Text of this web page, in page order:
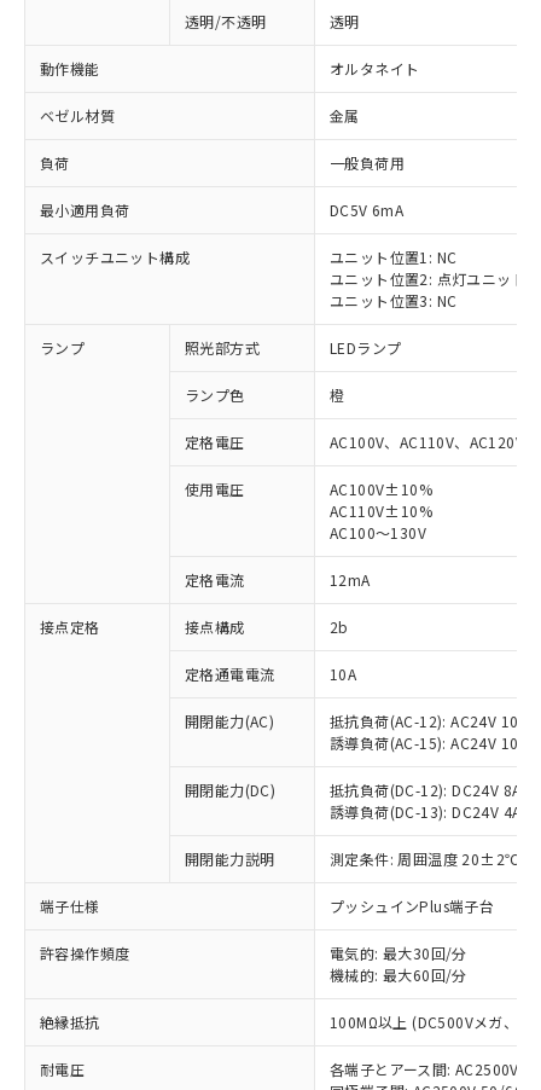
透明/不透明 透明
動作機能 オルタネイト
ベゼル材質 金属
負荷 一般負荷用
最小適用負荷 DC5V 6mA
スイッチユニット構成
ユニット位置1: NC
ユニット位置2: 点灯ユニット
ユニット位置3: NC
ランプ 照光部方式 LEDランプ
ランプ色 橙
定格電圧 AC100V、AC110V、AC120V
使用電圧
AC100V±10%
AC110V±10%
AC100～130V
定格電流 12mA
接点定格 接点構成 2b
定格通電電流 10A
開閉能力(AC)
抵抗負荷(AC-12): AC24V 10A/
誘導負荷(AC-15): AC24V
開閉能力(DC)
抵抗負荷(DC-12): DC24V 8A/
誘導負荷(DC-13): DC24V 4A/
開閉能力説明 測定条件: 周囲温度 20±2℃、
端子仕様 プッシュインPlus端子台
許容操作頻度
電気的: 最大30回/分
機械的: 最大60回/分
絶縁抵抗 100MΩ以上 (DC500Vメガ、点
耐電圧
各端子とアース間: AC2500V
ご利用条件
以下の条件をお読みいただき、同意のうえ
本サービスは、当社制御機器事業取扱
商品の当社在庫状況および標準価格
(税抜)を提供させていただくもので
当社制御機器事業取扱商品の中には、
本サービスの対象外となる商品もある
ことをご了承ください。
在庫状況および標準価格照会結果は、
記載している更新日時点での社内デー
タに基づき作成されるものであり、閲
準価格とは異なる場合があることをご
対応済み：EU RoHS指令（10物質）の
非含有に対応した製品が提供可能な商品で
対応予定：EU RoHS指令（10物質）の非含
有に対応した製品に切り替える予定のある
対応予定なし：EU RoHS指令（10物質）の
非含有に非対応の商品で、対応品を出す予
調査・確認中：EU RoHS指令（10物質）の
非含有の対応状況を調査中または確認中の
非該当品：ライセンス料など無形物で、有
害物質有無と関係のない商品です。
仕入先様の事情により、非含有部品として
いたものが、含有品と判明した場合などや
むを得ず変更することがあります。
*EU RoHS指令（10物質）：
鉛(Pb) 1000ppm以下、 水銀(Hg) 1000ppm以下、 カド
六価クロム(Cr(Ⅵ)) 1000ppm以下、ポリ臭化ビフェニル
「○」：最大均質材料含有率が中国RoHSの
基準値以下であることを示します。
「×」：最大均質材料含有率が中国RoHSの
基準値を超えていることを示します。
「－」：未確認です。当社販売部門へお問
当社は、これら貴社製品のうち、外国
為替および外国貿易法に定める商品
（以下｢規制貨物等」という）を輸出
または国外への提供する場合は、日本
国政府の輸出許可(または役務取引許
可)を取得するなどの必要な手続きを